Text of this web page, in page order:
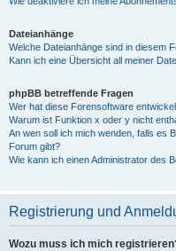
Dateianhänge
Welche Dateianhänge sind in diesem
Kann ich eine Übersicht all meiner
phpBB betreffende Fragen
Wer hat diese Forensoftware
Warum ist Funktion x oder y nicht
An wen soll ich mich wenden, falls es
Forum gibt?
Wie kann ich einen Administrator des
Registrierung und
Wozu muss ich mich